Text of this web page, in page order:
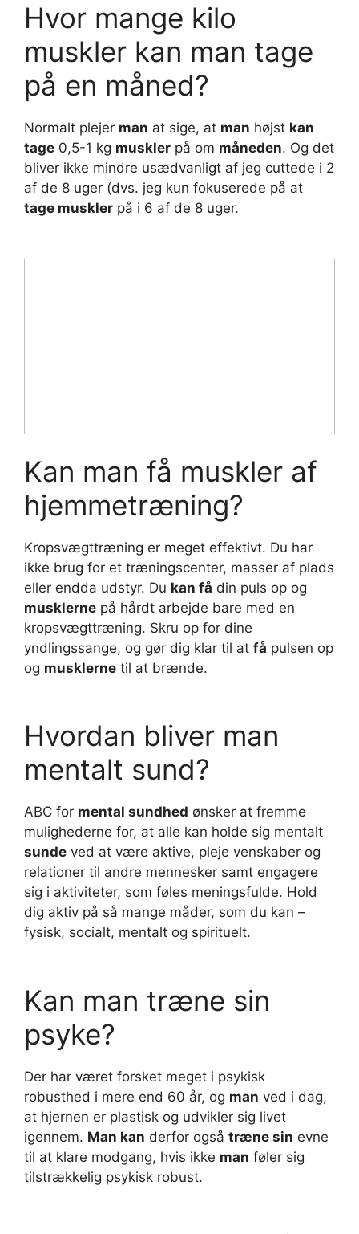
Hvor mange kilo
muskler kan man tage
på en måned?
Normalt plejer man at sige, at man højst kan
tage 0,5-1 kg muskler på om måneden. Og det
bliver ikke mindre usædvanligt af jeg cuttede i 2
af de 8 uger (dvs. jeg kun fokuserede på at
tage muskler på i 6 af de 8 uger.
Kan man få muskler af
hjemmetræning?
Kropsvægttræning er meget effektivt. Du har
ikke brug for et træningscenter, masser af plads
eller endda udstyr. Du kan få din puls op og
musklerne på hårdt arbejde bare med en
kropsvægttræning. Skru op for dine
yndlingssange, og gør dig klar til at få pulsen op
og musklerne til at brænde.
Hvordan bliver man
mentalt sund?
ABC for mental sundhed ønsker at fremme
mulighederne for, at alle kan holde sig mentalt
sunde ved at være aktive, pleje venskaber og
relationer til andre mennesker samt engagere
sig i aktiviteter, som føles meningsfulde. Hold
dig aktiv på så mange måder, som du kan –
fysisk, socialt, mentalt og spirituelt.
Kan man træne sin
psyke?
Der har været forsket meget i psykisk
robusthed i mere end 60 år, og man ved i dag,
at hjernen er plastisk og udvikler sig livet
igennem. Man kan derfor også træne sin evne
til at klare modgang, hvis ikke man føler sig
tilstrækkelig psykisk robust.